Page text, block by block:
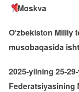
Moskva
O‘zbekiston Milliy
musobaqasida
2025-yilning 25-
Federatsiyasining